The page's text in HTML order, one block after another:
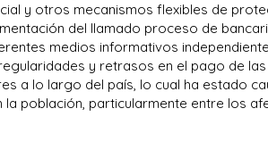
y otros mecanismos flexibles de
del llamado proceso de
medios informativos
y retrasos en el pago de
a lo largo del país, lo cual ha estado
la población, particularmente entre los